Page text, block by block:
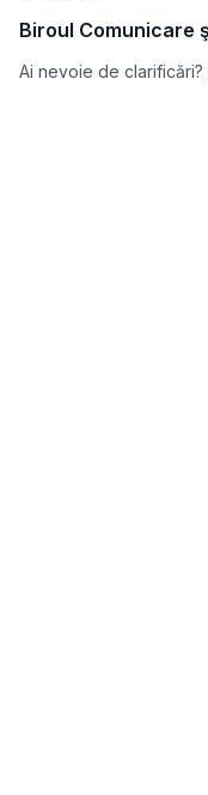
Biroul Comunicare
Ai nevoie de clarificări?